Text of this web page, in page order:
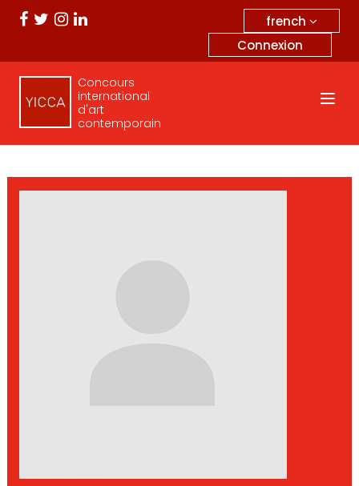
french
Connexion
Concours
international
d'art
contemporain